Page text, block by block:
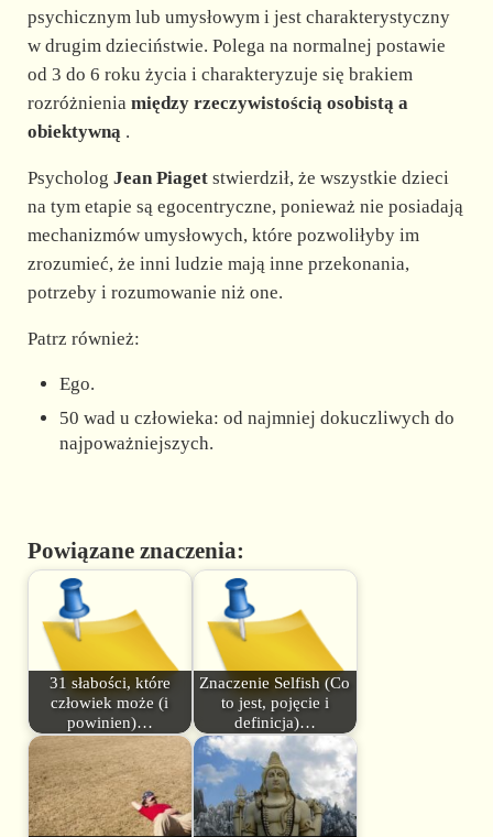
psychicznym lub umysłowym i jest charakterystyczny
w drugim dzieciństwie. Polega na normalnej postawie
od 3 do 6 roku życia i charakteryzuje się brakiem
rozróżnienia między rzeczywistością osobistą a
obiektywną.
Psycholog Jean Piagetstwierdził, że wszystkie dzieci
na tym etapie są egocentryczne, ponieważ nie posiadają
mechanizmów umysłowych, które pozwoliłyby im
zrozumieć, że inni ludzie mają inne przekonania,
potrzeby i rozumowanie niż one.
Patrz również:
Ego.
50 wad u człowieka: od najmniej dokuczliwych do
najpoważniejszych.
Powiązane znaczenia:
31 słabości, które
człowiek może (i
powinien)…
Znaczenie Selfish (Co
to jest, pojęcie i
definicja)…